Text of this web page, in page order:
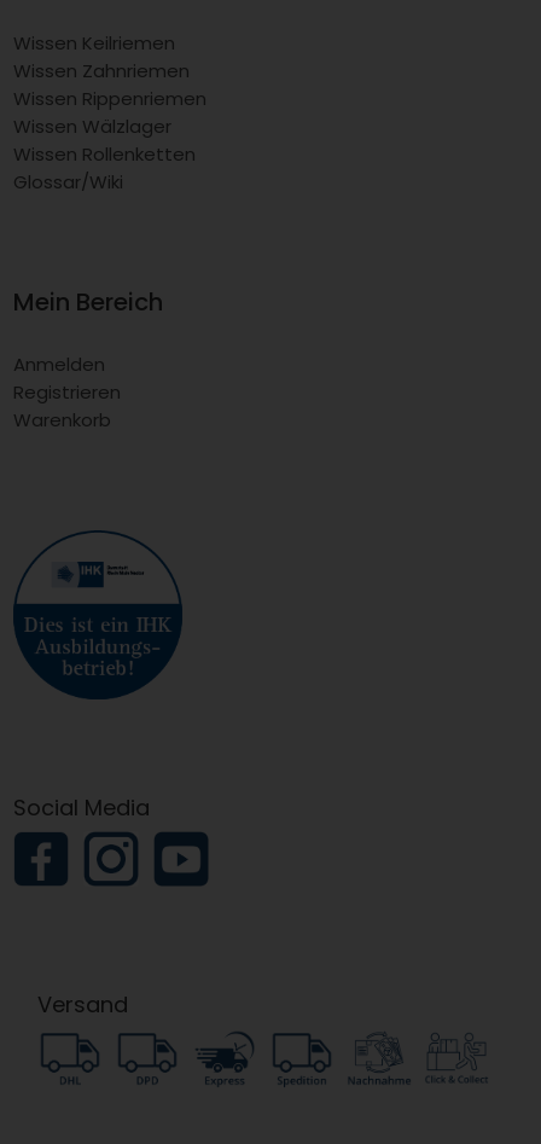
Wissen Keilriemen
Wissen Zahnriemen
Wissen Rippenriemen
Wissen Wälzlager
Wissen Rollenketten
Glossar/Wiki
Mein Bereich
Anmelden
Registrieren
Warenkorb
Social Media
Versand